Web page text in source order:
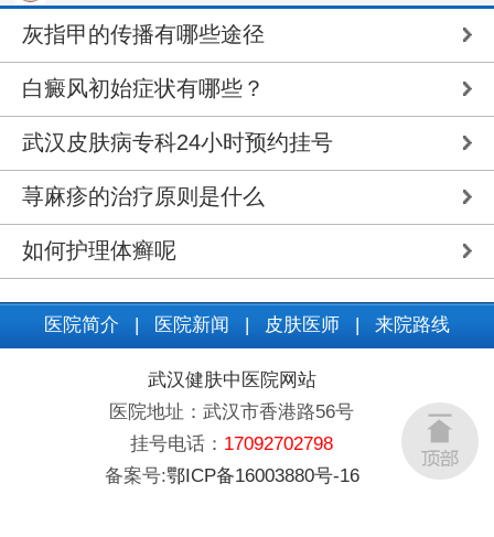
灰指甲的传播有哪些途径
白癜风初始症状有哪些？
武汉皮肤病专科24小时预约挂号
荨麻疹的治疗原则是什么
如何护理体癣呢
医院简介 | 医院新闻 | 皮肤医师 | 来院路线
武汉健肤中医院网站
医院地址：武汉市香港路56号
挂号电话： 17092702798
备案号:鄂ICP备16003880号-16